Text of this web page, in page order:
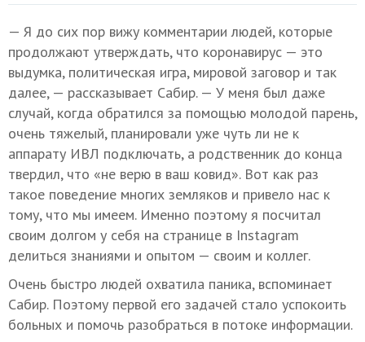
— Я до сих пор вижу комментарии людей, которые
продолжают утверждать, что коронавирус — это
выдумка, политическая игра, мировой заговор и так
далее, — рассказывает Сабир. — У меня был даже
случай, когда обратился за помощью молодой парень,
очень тяжелый, планировали уже чуть ли не к
аппарату ИВЛ подключать, а родственник до конца
твердил, что «не верю в ваш ковид». Вот как раз
такое поведение многих земляков и привело нас к
тому, что мы имеем. Именно поэтому я посчитал
своим долгом у себя на странице в Instagram
делиться знаниями и опытом — своим и коллег.
Очень быстро людей охватила паника, вспоминает
Сабир. Поэтому первой его задачей стало успокоить
больных и помочь разобраться в потоке информации.